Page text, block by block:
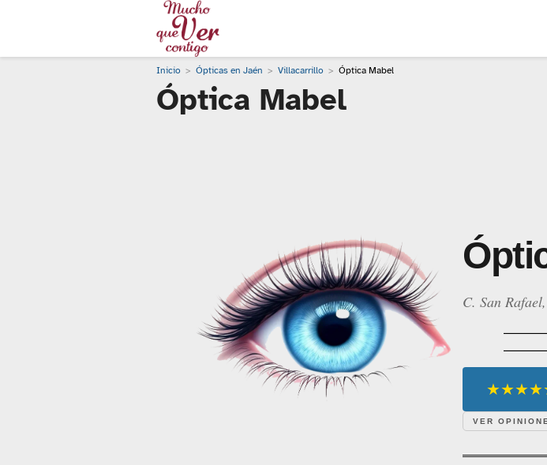
Inicio Ópticas en Jaén Villacarrillo Óptica Mabel
Óptica Mabel
C. San
VER